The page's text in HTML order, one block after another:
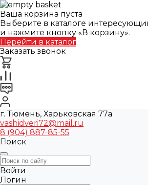
Ваша корзина пуста
Выберите в каталоге
и нажмите кнопку «В корзину».
Перейти в каталог
Заказать звонок
г. Тюмень, Харьковская 77а
vashidveri72@mail.ru
8 (904) 887-85-55
Поиск
Войти
Логин